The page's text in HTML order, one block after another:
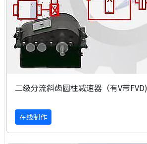
二级分流斜齿圆柱减速器（有V带FVD)
在线制作